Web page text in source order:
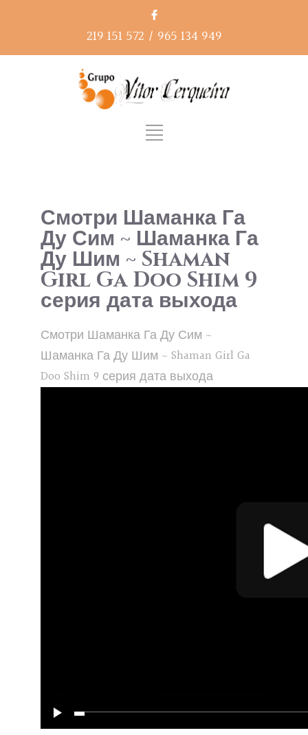
219 151 572 / 965 134 949
Смотри Шаманка Га
Ду Сим ~ Шаманка Га
Ду Шим ~ Shaman
Girl Ga Doo Shim 9
серия дата выхода
Смотри Шаманка Га Ду Сим ~
Шаманка Га Ду Шим ~ Shaman Girl Ga
Doo Shim 9 серия дата выхода